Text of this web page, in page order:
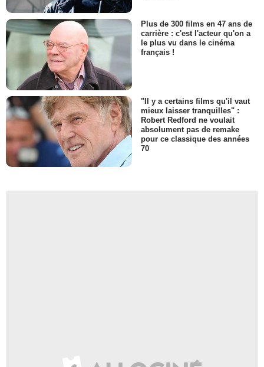
Plus de 300 films en 47 ans de
carrière : c'est l'acteur qu'on a
le plus vu dans le cinéma
français !
"Il y a certains films qu'il vaut
mieux laisser tranquilles" :
Robert Redford ne voulait
absolument pas de remake
pour ce classique des années
70